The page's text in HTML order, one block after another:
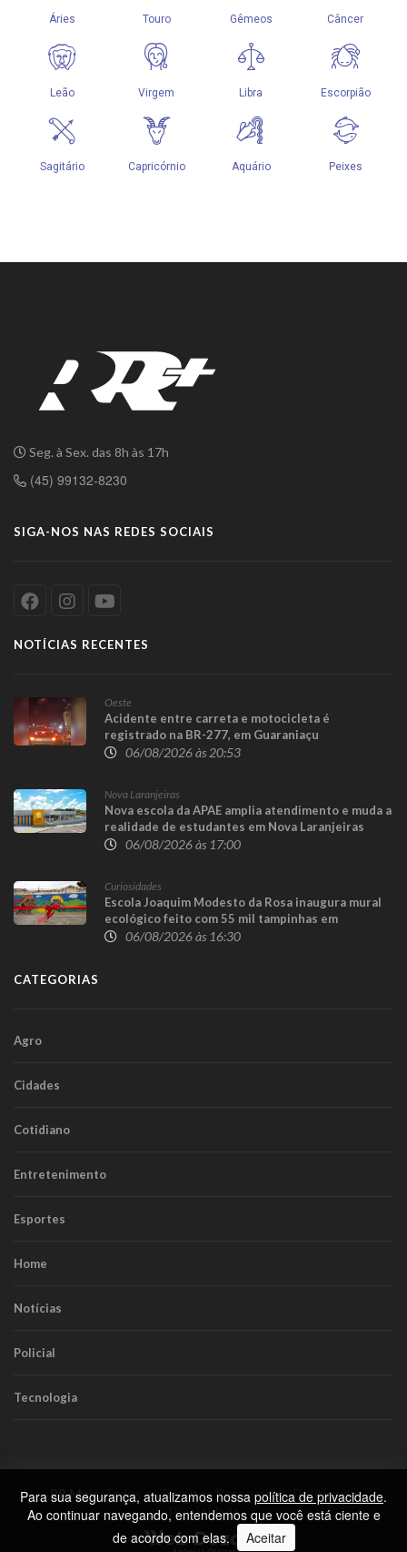
Seg. à Sex. das 8h às 17h
(45) 99132-8230
SIGA-NOS NAS REDES SOCIAIS
NOTÍCIAS RECENTES
Oeste
Acidente entre carreta e motocicleta é
registrado na BR-277, em Guaraniaçu
06/08/2026 às 20:53
Nova Laranjeiras
Nova escola da APAE amplia atendimento e muda a
realidade de estudantes em Nova Laranjeiras
06/08/2026 às 17:00
Curiosidades
Escola Joaquim Modesto da Rosa inaugura mural
ecológico feito com 55 mil tampinhas em
Guaraniaçu
06/08/2026 às 16:30
CATEGORIAS
Agro
Cidades
Cotidiano
Entretenimento
Esportes
Home
Notícias
Policial
Tecnologia
RR Mais. Todos os Direitos Reservados.Política de
Privacidade
Para sua segurança, atualizamos nossa política de privacidade.
Ao continuar navegando, entendemos que você está ciente e
de acordo com elas. Aceitar